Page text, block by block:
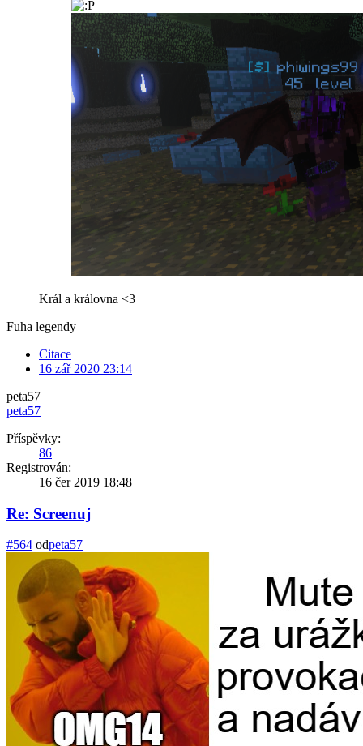
Král a královna <3
Fuha legendy
Citace
16 zář 2020 23:14
peta57
peta57
Příspěvky:
86
Registrován:
16 čer 2019 18:48
Re: Screenuj
#564 odpeta57